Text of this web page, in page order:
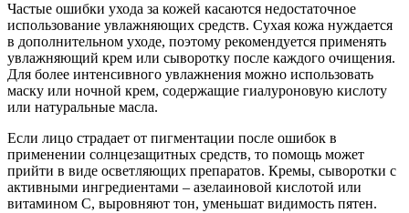
Частые ошибки ухода за кожей касаются недостаточное
использование увлажняющих средств. Сухая кожа нуждается
в дополнительном уходе, поэтому рекомендуется применять
увлажняющий крем или сыворотку после каждого очищения.
Для более интенсивного увлажнения можно использовать
маску или ночной крем, содержащие гиалуроновую кислоту
или натуральные масла.
Если лицо страдает от пигментации после ошибок в
применении солнцезащитных средств, то помощь может
прийти в виде осветляющих препаратов. Кремы, сыворотки с
активными ингредиентами – азелаиновой кислотой или
витамином С, выровняют тон, уменьшат видимость пятен.